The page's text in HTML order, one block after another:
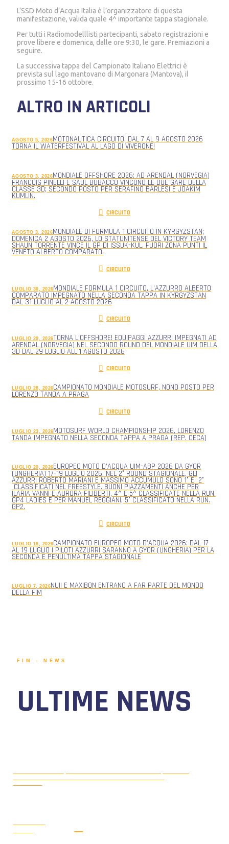
L’SSD Moto d’Acqua Italia è l’organizzatore di questa
manifestazione, valida quale 4^ importante tappa stagionale.
Per tutti i Radiomodelllisti partecipanti, sabato registrazioni e
prove libere e domenica, dalle ore 9:30, le gare. Premiazioni a
seguire.
La successiva tappa del Campionato Italiano Elettrici è
prevista sul lago mantovano di Margonara (Mantova), il
prossimo 15-16 ottobre.
ALTRO IN ARTICOLI
AGOSTO 5, 2026MOTONAUTICA CIRCUITO, DAL 7 AL 9 AGOSTO 2026
TORNA IL WATERFESTIVAL AL LAGO DI VIVERONE!
AGOSTO 3, 2026MONDIALE OFFSHORE 2026: AD ARENDAL (NORVEGIA)
FRANCOIS PINELLI E SAUL BUBACCO VINCONO LE DUE GARE DELLA
CLASSE 3D; SECONDO POSTO PER SERAFINO BARLESI E JOAKIM
KUMLIN.
CIRCUITO
AGOSTO 3, 2026MONDIALE DI FORMULA 1 CIRCUITO IN KYRGYZSTAN;
DOMENICA 2 AGOSTO 2026, LO STATUNITENSE DEL VICTORY TEAM
SHAUN TORRENTE VINCE IL GP DI ISSUK-KUL. FUORI ZONA PUNTI IL
VENETO ALBERTO COMPARATO.
CIRCUITO
LUGLIO 30, 2026MONDIALE FORMULA 1 CIRCUITO, L’AZZURRO ALBERTO
COMPARATO IMPEGNATO NELLA SECONDA TAPPA IN KYRGYZSTAN
DAL 31 LUGLIO AL 2 AGOSTO 2026
CIRCUITO
LUGLIO 29, 2026TORNA L’OFFSHORE! EQUIPAGGI AZZURRI IMPEGNATI AD
ARENDAL (NORVEGIA) NEL SECONDO ROUND DEL MONDIALE UIM DELLA
3D DAL 29 LUGLIO ALL’1 AGOSTO 2026
CIRCUITO
LUGLIO 28, 2026CAMPIONATO MONDIALE MOTOSURF, NONO POSTO PER
LORENZO TANDA A PRAGA
CIRCUITO
LUGLIO 23, 2026MOTOSURF WORLD CHAMPIONSHIP 2026, LORENZO
TANDA IMPEGNATO NELLA SECONDA TAPPA A PRAGA (REP. CECA)
LUGLIO 20, 2026EUROPEO MOTO D’ACQUA UIM-ABP 2026 DA GYOR
(UNGHERIA) 17-19 LUGLIO 2026: NEL 2° ROUND STAGIONALE, GLI
AZZURRI ROBERTO MARIANI E MASSIMO ACCUMULO SONO 1° E 2°
CLASSIFICATI NEL FREESTYLE. BUONI PIAZZAMENTI ANCHE PER
ILARIA VANNI E AURORA FILIBERTI, 4^ E 5^ CLASSIFICATE NELLA RUN.
GP4 LADIES E PER MANUEL REGGIANI, 5° CLASSIFICATO NELLA RUN.
GP2.
CIRCUITO
LUGLIO 16, 2026CAMPIONATO EUROPEO MOTO D’ACQUA 2026: DAL 17
AL 19 LUGLIO I PILOTI AZZURRI SARANNO A GYOR (UNGHERIA) PER LA
SECONDA E PENULTIMA TAPPA STAGIONALE
LUGLIO 7, 2026NUII E MAXIBON ENTRANO A FAR PARTE DEL MONDO
DELLA FIM
FIM - NEWS
ULTIME NEWS
VIVERONE!